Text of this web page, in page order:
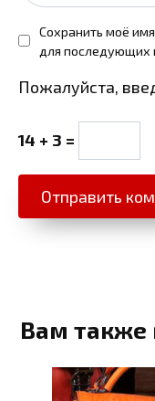
Сохранить моё
для последующих
Пожалуйста,
14 + 3 =
Вам также